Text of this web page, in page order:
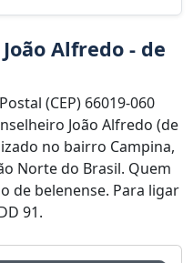
Alfredo - de
(CEP) 66019-060
João Alfredo (de
no bairro Campina,
Norte do Brasil. Quem
de belenense. Para ligar
91.